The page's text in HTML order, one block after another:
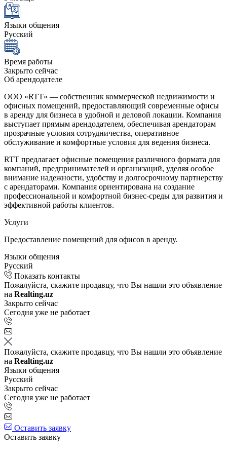
Языки общения
Русский
Время работы
Закрыто сейчас
Об арендодателе
ООО «RTT» — собственник коммерческой недвижимости и
офисных помещений, предоставляющий современные офисы
в аренду для бизнеса в удобной и деловой локации. Компания
выступает прямым арендодателем, обеспечивая арендаторам
прозрачные условия сотрудничества, оперативное
обслуживание и комфортные условия для ведения бизнеса.
RTT предлагает офисные помещения различного формата для
компаний, предпринимателей и организаций, уделяя особое
внимание надежности, удобству и долгосрочному партнерству
с арендаторами. Компания ориентирована на создание
профессиональной и комфортной бизнес-среды для развития и
эффективной работы клиентов.
Услуги
Предоставление помещений для офисов в аренду.
Языки общения
Русский
Показать контакты
Пожалуйста, скажите продавцу, что Вы нашли это объявление
на Realting.uz
Закрыто сейчас
Сегодня уже не работает
Пожалуйста, скажите продавцу, что Вы нашли это объявление
на Realting.uz
Языки общения
Русский
Закрыто сейчас
Сегодня уже не работает
Оставить заявку
Оставить заявку